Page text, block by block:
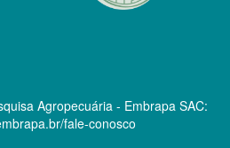
Agropecuária - Embrapa SAC:
fale-conosco